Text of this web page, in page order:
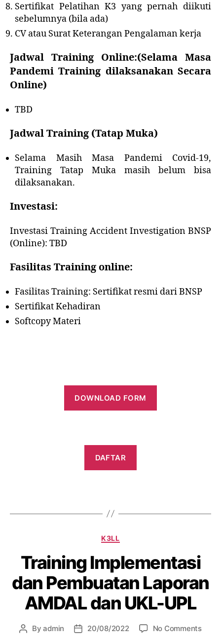
Sertifikat Pelatihan K3 yang pernah diikuti
sebelumnya (bila ada)
CV atau Surat Keterangan Pengalaman kerja
Jadwal Training Online:(Selama Masa
Pandemi Training dilaksanakan Secara
Online)
TBD
Jadwal Training (Tatap Muka)
Selama Masih Masa Pandemi Covid-19,
Training Tatap Muka masih belum bisa
dilaksanakan.
Investasi:
Investasi Training Accident Investigation BNSP
(Online): TBD
Fasilitas Training online:
Fasilitas Training: Sertifikat resmi dari BNSP
Sertifikat Kehadiran
Softcopy Materi
DOWNLOAD FORM
DAFTAR
K3LL
Training Implementasi
dan Pembuatan Laporan
AMDAL dan UKL-UPL
Byadmin 20/08/2022 No Comments